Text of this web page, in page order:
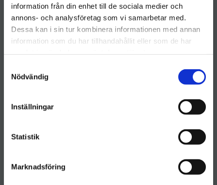
information från din enhet till de sociala medier och
annons- och analysföretag som vi samarbetar med.
Dessa kan i sin tur kombinera informationen med annan
information som du har tillhandahållit eller som de har
Nödvändig
Inställningar
Statistik
Marknadsföring
Organisationsnummer: 770124-7616
Fakturaadress:
Varuvägen 9
Varuvägen 9
Helgfria vardagar 08.00-17.00
Följ Hygieneleeds på sociala medier
Välkommen till hygieneleeds.se
Vill du handla som företag eller privatperson?
FÖRETAG
Priser visas inkl. moms